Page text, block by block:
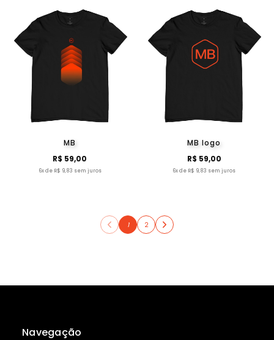
MB
R$ 59,00
6x de R$ 9,83 sem juros
MB logo
R$ 59,00
6x de R$ 9,83 sem juros
1 2
Navegação